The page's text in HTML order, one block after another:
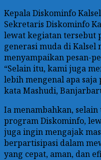
Kepala Diskominfo
Sekretaris Diskominfo
lewat kegiatan tersebut
generasi muda di
menyampaikan pesan-
“Selain itu, kami juga
lebih mengenal apa saja
kata Mashudi,
Ia menambahkan,
program Diskominfo,
juga ingin mengajak
berpartisipasi dalam
yang cepat, aman, dan